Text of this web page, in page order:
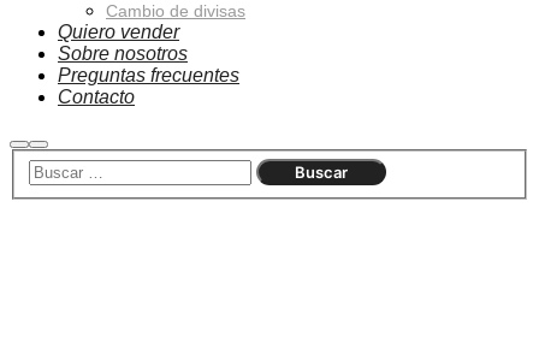
Cambio de divisas
Quiero vender
Sobre nosotros
Preguntas frecuentes
Contacto